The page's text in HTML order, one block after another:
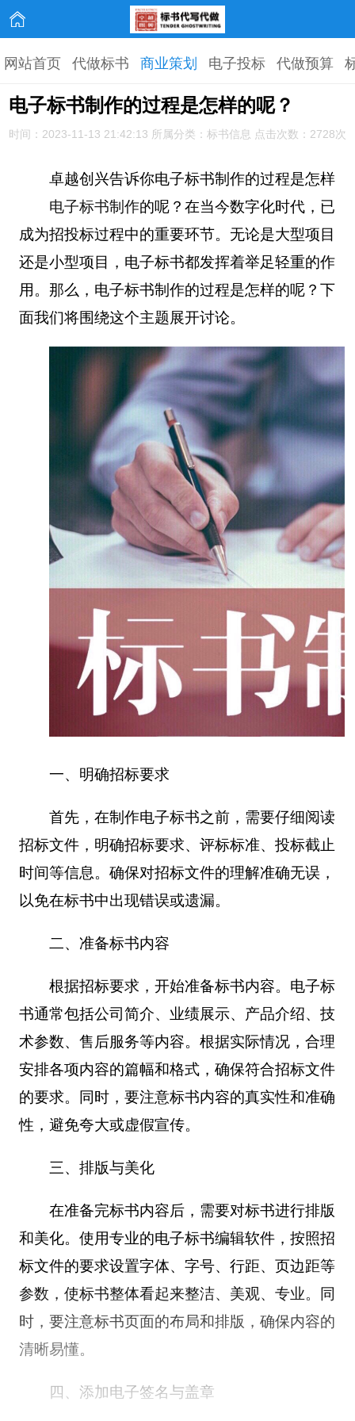
网站首页 代做标书 商业策划 电子投标 代做预算
电子标书制作的过程是怎样的呢？
时间：2023-11-13 21:42:13 所属分类：标书信息 点击次数：2728次
卓越创兴告诉你电子标书制作的过程是怎样
的呢？在当今数字化时代，
电子标书制作
已
成为招投标过程中的重要环节。无论是大型项目
还是小型项目，电子标书都发挥着举足轻重的作
用。那么，电子标书制作的过程是怎样的呢？下
面我们将围绕这个主题展开讨论。
一、明确招标要求
首先，在制作电子标书之前，需要仔细阅读
招标文件，明确招标要求、评标标准、投标截止
时间等信息。确保对招标文件的理解准确无误，
以免在标书中出现错误或遗漏。
二、准备标书内容
根据招标要求，开始准备标书内容。电子标
书通常包括公司简介、业绩展示、产品介绍、技
术参数、售后服务等内容。根据实际情况，合理
安排各项内容的篇幅和格式，确保符合招标文件
的要求。同时，要注意标书内容的真实性和准确
性，避免夸大或虚假宣传。
三、排版与美化
在准备完标书内容后，需要对标书进行排版
和美化。使用专业的电子标书编辑软件，按照招
标文件的要求设置字体、字号、行距、页边距等
参数，使标书整体看起来整洁、美观、专业。同
时，要注意标书页面的布局和排版，确保内容的
清晰易懂。
四、添加电子签名与盖章